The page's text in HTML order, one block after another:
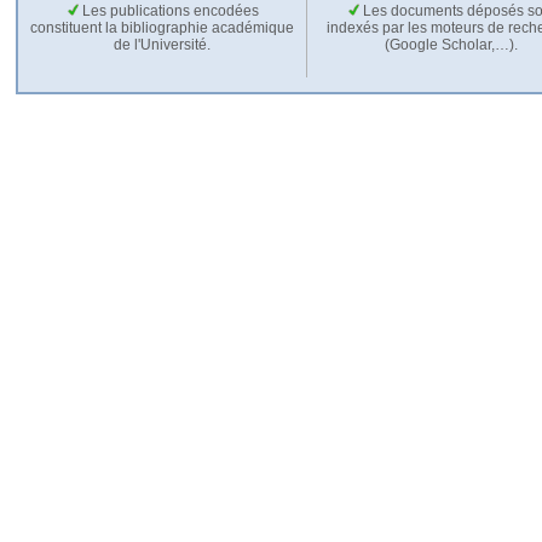
Les publications encodées
constituent la bibliographie académique
de l'Université.
Les documents déposés
indexés par les moteurs de
(Google Scholar,…).